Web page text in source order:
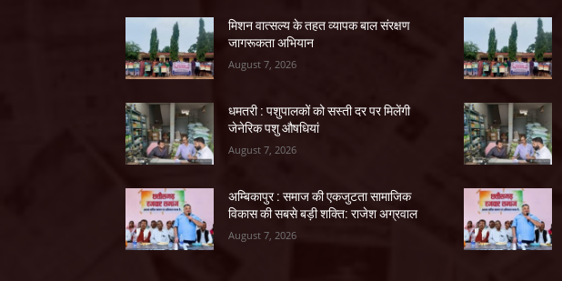
मिशन वात्सल्य के तहत व्यापक बाल संरक्षण
जागरूकता अभियान
August 7, 2026
धमतरी : पशुपालकों को सस्ती दर पर मिलेंगी
जेनेरिक पशु औषधियां
August 7, 2026
अम्बिकापुर : समाज की एकजुटता सामाजिक
विकास की सबसे बड़ी शक्ति: राजेश अग्रवाल
August 7, 2026